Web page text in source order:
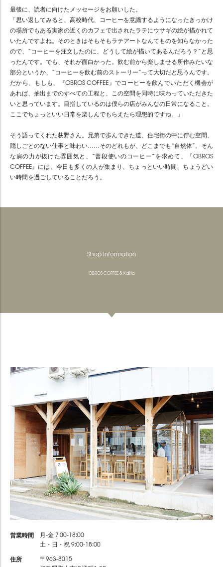
最後に、読者に向けたメッセージをお願いした。
「思い返してみると、高校時代、コーヒーを意識するようになったきっかけ
の場所でもある実家の近くのカフェで出されたラテにウサギの絵が描かれて
いたんですよね。そのときはそもそもラテアートなんてものを知らなかった
ので、“コーヒーを注文したのに、どうして絵が描いてあるんだろう？”と思
ったんです。でも、それが面白かった。飲む前から楽しませる所作みたいな
部分というか、“コーヒーを飲む前のストーリー”って大切だと思うんです。
だから、もしも、『OBROS COFFEE』でコーヒーを飲んでいただく機会が
あれば、抽出までのすべての工程と、この空間を同時に味わっていただきた
いと思っています。目指しているのは僕らの店がみんなの日常になること。
ここでちょっといい日常を楽しんでもらえたら理想的ですね。」
そう語ってくれた荻野さん。兄弟で歩んできた道、住宅街の中に佇む空間、
隠しごとのない仕事と味わい……そのどれもが、どこまでも“自然体”。そん
な肩の力が抜けた雰囲気と、“普段使いのコーヒー”を求めて、『OBROS
COFFEE』には、今日も多くの人が集まり、ちょっといい時間、ちょうどい
い時間を過ごしていることだろう。
Shop Information
OBROS COFFEE & Kalita
営業時間
月-金 7:00-18:00
土・日・祝 9:00-18:00
住所
〒963-8015